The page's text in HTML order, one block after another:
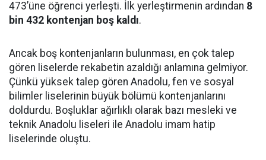
473’üne öğrenci yerleşti. İlk yerleştirmenin ardından 8
bin 432 kontenjan boş kaldı.
Ancak boş kontenjanların bulunması, en çok talep
gören liselerde rekabetin azaldığı anlamına gelmiyor.
Çünkü yüksek talep gören Anadolu, fen ve sosyal
bilimler liselerinin büyük bölümü kontenjanlarını
doldurdu. Boşluklar ağırlıklı olarak bazı mesleki ve
teknik Anadolu liseleri ile Anadolu imam hatip
liselerinde oluştu.